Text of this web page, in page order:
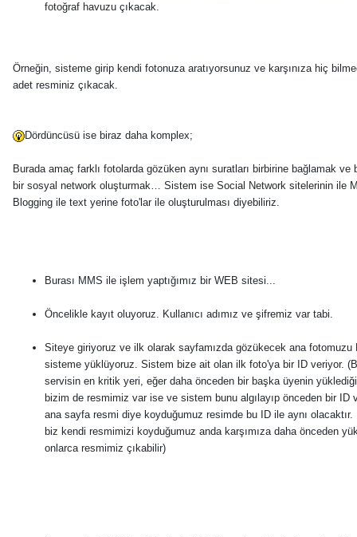
fotoğraf havuzu çıkacak.
Örneğin, sisteme girip kendi fotonuza aratıyorsunuz ve karşınıza hiç
adet resminiz çıkacak.
Dördüncüsü ise biraz daha komplex;
Burada amaç farklı fotolarda gözüken aynı suratları birbirine bağlamak ve
bir sosyal network oluşturmak… Sistem ise Social Network sitelerinin ile
Blogging ile text yerine foto'lar ile oluşturulması diyebiliriz.
Burası MMS ile işlem yaptığımız bir WEB sitesi...
Öncelikle kayıt oluyoruz. Kullanıcı adımız ve şifremiz var tabi.
Siteye giriyoruz ve ilk olarak sayfamızda gözükecek ana fotomuzu
sisteme yüklüyoruz. Sistem bize ait olan ilk foto'ya bir ID veriyor.
servisin en kritik yeri, eğer daha önceden bir başka üyenin
bizim de resmimiz var ise ve sistem bunu algılayıp önceden bir ID
ana sayfa resmi diye koyduğumuz resimde bu ID ile aynı olacaktır.
biz kendi resmimizi koyduğumuz anda karşımıza daha önceden
onlarca resmimiz çıkabilir)